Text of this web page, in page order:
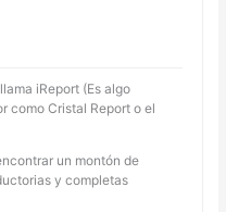
iReport (Es algo
como Cristal Report o el
un montón de
y completas